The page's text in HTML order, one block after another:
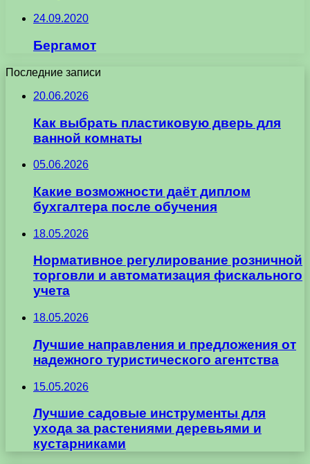
24.09.2020
Бергамот
Последние записи
20.06.2026
Как выбрать пластиковую дверь для
ванной комнаты
05.06.2026
Какие возможности даёт диплом
бухгалтера после обучения
18.05.2026
Нормативное регулирование розничной
торговли и автоматизация фискального
учета
18.05.2026
Лучшие направления и предложения от
надежного туристического агентства
15.05.2026
Лучшие садовые инструменты для
ухода за растениями деревьями и
кустарниками